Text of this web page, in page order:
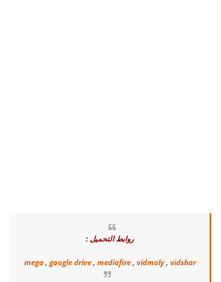
روابط التحميل :
mega, google drive, mediafire, vidmoly, vidshar